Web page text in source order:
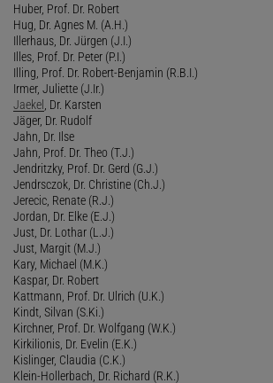
Huber, Prof. Dr. Robert
Hug, Dr. Agnes M. (A.H.)
Illerhaus, Dr. Jürgen (J.I.)
Illes, Prof. Dr. Peter (P.I.)
Illing, Prof. Dr. Robert-Benjamin (R.B.I.)
Irmer, Juliette (J.Ir.)
Jaekel , Dr. Karsten
Jäger, Dr. Rudolf
Jahn, Dr. Ilse
Jahn, Prof. Dr. Theo (T.J.)
Jendritzky, Prof. Dr. Gerd (G.J.)
Jendrsczok, Dr. Christine (Ch.J.)
Jerecic, Renate (R.J.)
Jordan, Dr. Elke (E.J.)
Just, Dr. Lothar (L.J.)
Just, Margit (M.J.)
Kary, Michael (M.K.)
Kaspar, Dr. Robert
Kattmann, Prof. Dr. Ulrich (U.K.)
Kindt, Silvan (S.Ki.)
Kirchner, Prof. Dr. Wolfgang (W.K.)
Kirkilionis, Dr. Evelin (E.K.)
Kislinger, Claudia (C.K.)
Klein-Hollerbach, Dr. Richard (R.K.)